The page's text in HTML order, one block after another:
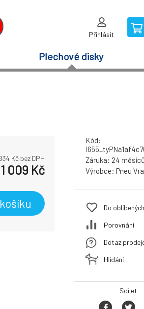
Přihlásit
Plechové disky
Kč bez DPH
1 009 Kč
Kód:
Záruka: 24 měsíců
Výrobce: Pneu
Do oblíbených
Porovnání
Dotaz
Hlídání
Sdílet